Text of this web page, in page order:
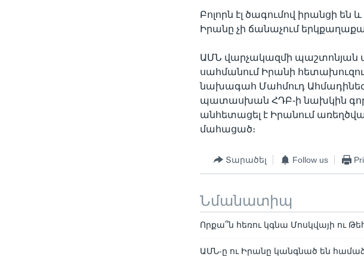
Բոլորն էլ ծագումով իրանցի
Իրանը չի ճանաչում
ԱՄՆ վարչակազմի պաշտոնյան
սահմանում Իրանի
նախագահ Մահմուդ
պատասխան ՀԴԲ-ի նախկին
անհետացել է Իրանում
մահացած։
Տարածել Follow us
Նմանատիպ
Որքա՞ն հեռու կգնա Մոսկվայի ու
ԱՄՆ-ը ու Իրանը կանգնած են